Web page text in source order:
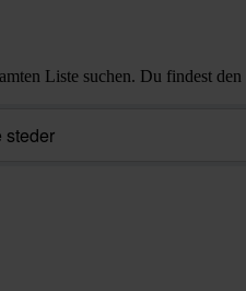
Liste suchen. Du findest